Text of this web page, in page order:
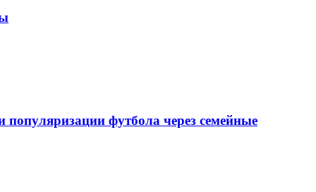
футбола через семейные